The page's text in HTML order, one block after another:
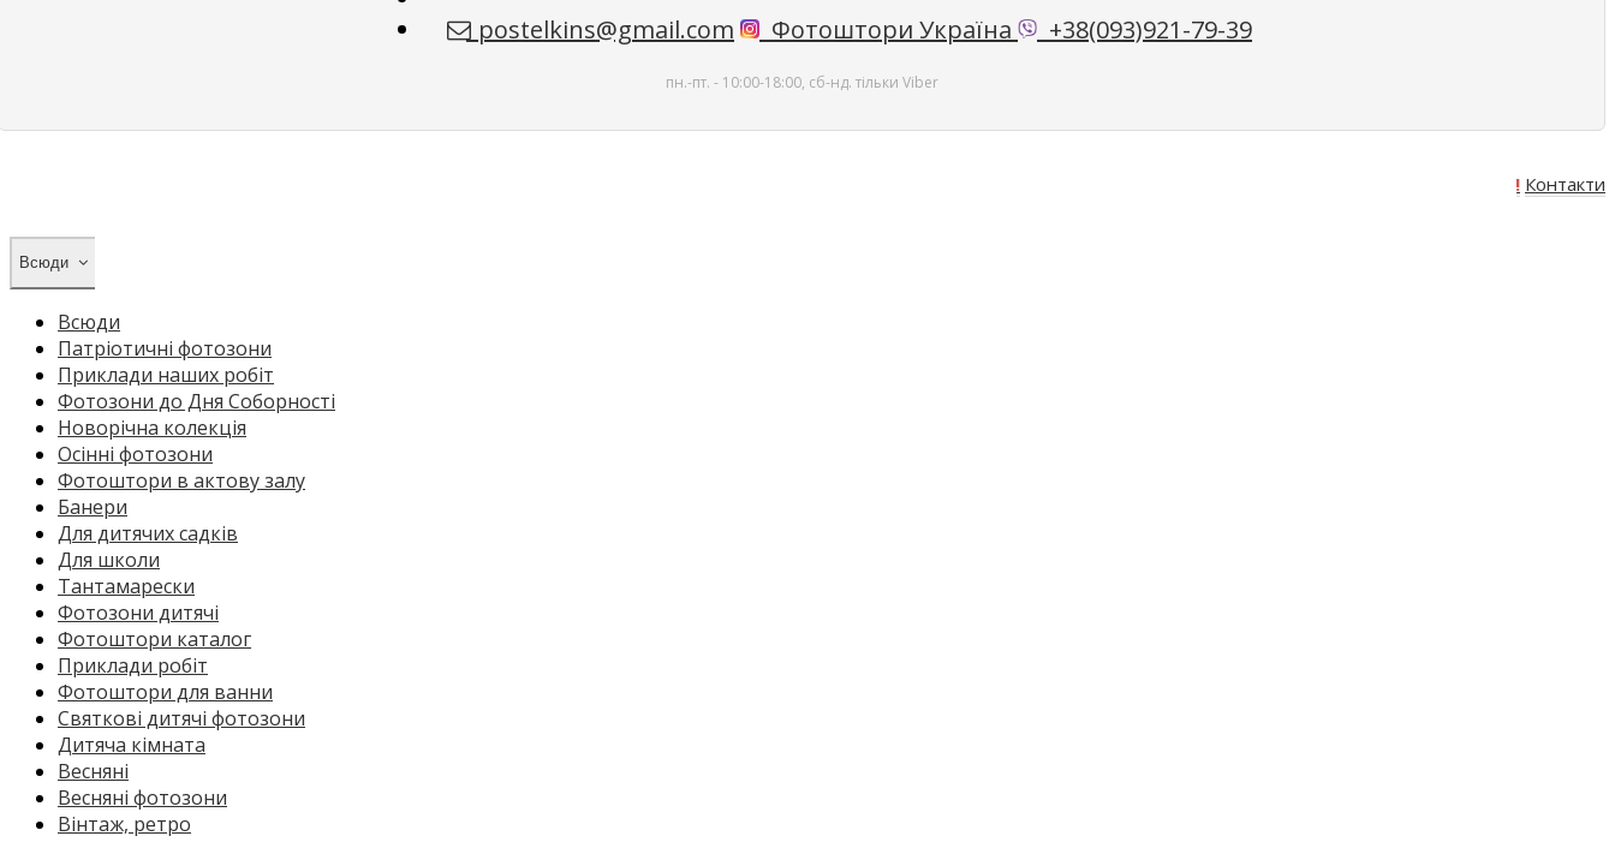
postelkins@gmail.com Фотоштори Україна +38(093)921-79-39
пн.-пт. - 10:00-18:00, сб-нд. тільки Viber
Акція! Контакти
Всюди
Всюди
Патріотичні фотозони
Приклади наших робіт
Фотозони до Дня Соборності
Новорічна колекція
Осінні фотозони
Фотоштори в актову залу
Банери
Для дитячих садків
Для школи
Тантамарески
Фотозони дитячі
Фотоштори каталог
Приклади робіт
Фотоштори для ванни
Святкові дитячі фотозони
Дитяча кімната
Весняні
Весняні фотозони
Вінтаж, ретро